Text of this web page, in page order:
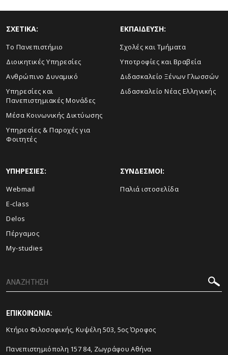
ΣΧΕΤΙΚΑ:
Το Πανεπιστήμιο
Διοικητικές Υπηρεσίες
Ανθρώπινο Δυναμικό
Yπηρεσίες και
Πανεπιστημιακές Μονάδες
Μέσα Κοινωνικής Δικτύωσης
Υπηρεσίες & Παροχές για
Φοιτητές
ΕΚΠΑΙΔΕΥΣΗ:
Σχολές και Τμήματα
Υποτροφίες και Βραβεία
Διδασκαλείο Ξένων Γλωσσών
Διδασκαλείο Νέας Ελληνικής
ΥΠΗΡΕΣΙΕΣ:
Webmail
E-class
Delos
Πέργαμος
My-studies
ΣΥΝΔΕΣΜΟΙ:
Παλιά ιστοσελίδα
ΕΠΙΚΟΙΝΩΝΙΑ:
Κτήριο Φιλοσοφικής, Kυψέλη 503, 5ος Όροφος
Πανεπιστημιόπολη 157 84, Ζωγράφου Αθήνα